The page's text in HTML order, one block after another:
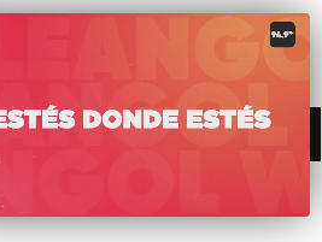
DEPORTES CULTURA